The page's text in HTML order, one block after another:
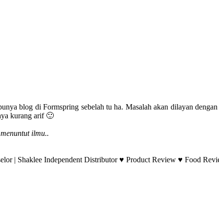
blog di Formspring sebelah tu ha. Masalah akan dilayan
kurang arif 🙂
ilmu..
| Shaklee Independent Distributor ♥ Product Review ♥ Food